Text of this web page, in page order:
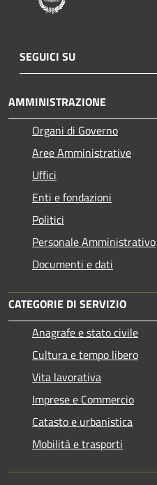
SEGUICI SU
AMMINISTRAZIONE
Organi di Governo
Aree Amministrative
Uffici
Enti e fondazioni
Politici
Personale Amministrativo
Documenti e dati
CATEGORIE DI SERVIZIO
Anagrafe e stato civile
Cultura e tempo libero
Vita lavorativa
Imprese e Commercio
Catasto e urbanistica
Mobilità e trasporti